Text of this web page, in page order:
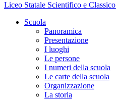
Liceo Statale Scientifico e Classico
Scuola
Panoramica
Presentazione
I luoghi
Le persone
I numeri della scuola
Le carte della scuola
Organizzazione
La storia